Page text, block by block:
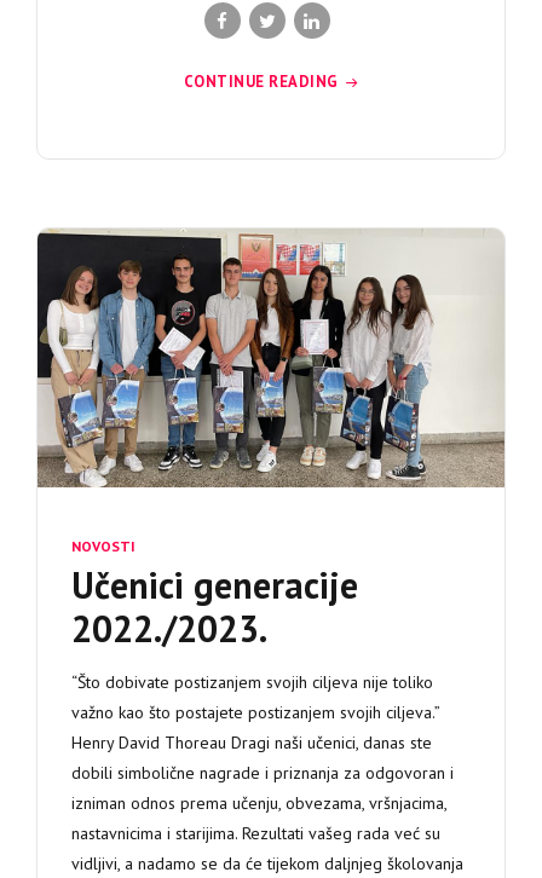
CONTINUE READING
NOVOSTI
Učenici generacije
2022./2023.
“Što dobivate postizanjem svojih ciljeva nije toliko
važno kao što postajete postizanjem svojih ciljeva.”
Henry David Thoreau Dragi naši učenici, danas ste
dobili simbolične nagrade i priznanja za odgovoran i
izniman odnos prema učenju, obvezama, vršnjacima,
nastavnicima i starijima. Rezultati vašeg rada već su
vidljivi, a nadamo se da će tijekom daljnjeg školovanja